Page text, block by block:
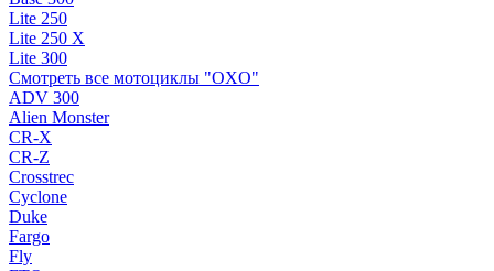
Lite 250
Lite 250 X
Lite 300
Смотреть все мотоциклы "OXO"
ADV 300
Alien Monster
CR-X
CR-Z
Crosstrec
Cyclone
Duke
Fargo
Fly